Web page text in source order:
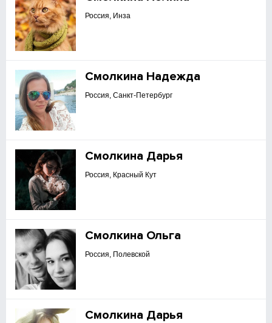
Россия, Инза
Смолкина Надежда
Россия, Санкт-Петербург
Смолкина Дарья
Россия, Красный Кут
Смолкина Ольга
Россия, Полевской
Смолкина Дарья